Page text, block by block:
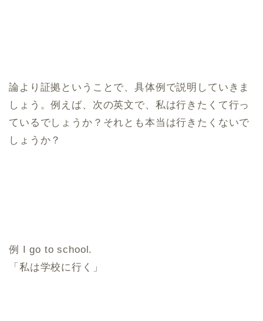
論より証拠ということで、具体例で説明していきま
しょう。例えば、次の英文で、私は行きたくて行っ
ているでしょうか？それとも本当は行きたくないで
しょうか？
例 I go to school.
「私は学校に行く」